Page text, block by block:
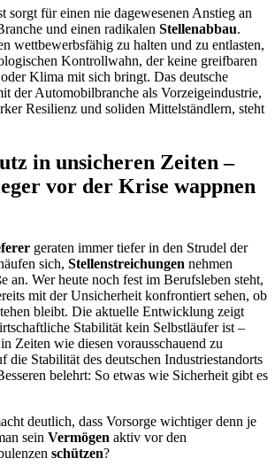
sorgt für einen nie dagewesenen Anstieg an
und einen radikalen Stellenabbau.
wettbewerbsfähig zu halten und zu entlasten,
Kontrollwahn, der keine greifbaren
Klima mit sich bringt. Das deutsche
der Automobilbranche als Vorzeigeindustrie,
Resilienz und soliden Mittelständlern, steht
in unsicheren Zeiten –
vor der Krise wappnen
geraten immer tiefer in den Strudel der
sich, Stellenstreichungen nehmen
an. Wer heute noch fest im Berufsleben steht,
mit der Unsicherheit konfrontiert sehen, ob
bleibt. Die aktuelle Entwicklung zeigt
Stabilität kein Selbstläufer ist –
Zeiten wie diesen vorausschauend zu
die Stabilität des deutschen Industriestandorts
belehrt: So etwas wie Sicherheit gibt es
deutlich, dass Vorsorge wichtiger denn je
sein Vermögen aktiv vor den
schützen?